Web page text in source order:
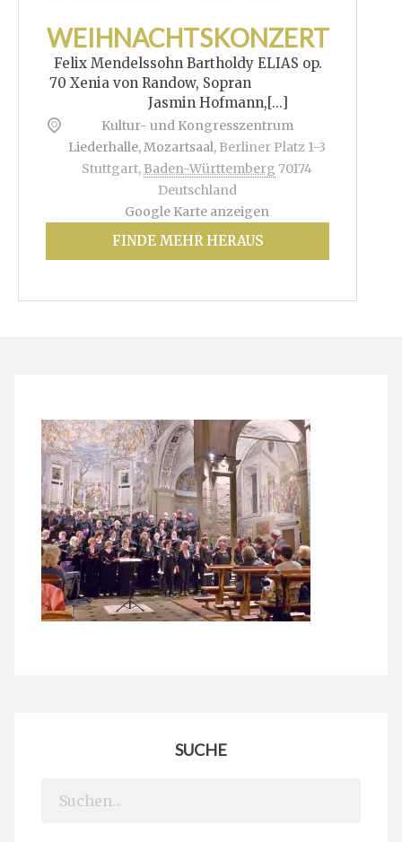
WEIHNACHTSKONZERT
Felix Mendelssohn Bartholdy ELIAS op.
70 Xenia von Randow, Sopran
Jasmin Hofmann,[...]
Kultur- und Kongresszentrum
Liederhalle, Mozartsaal, Berliner Platz 1-3
Stuttgart, Baden-Württemberg 70174
Deutschland
Google Karte anzeigen
FINDE MEHR HERAUS
SUCHE
Search